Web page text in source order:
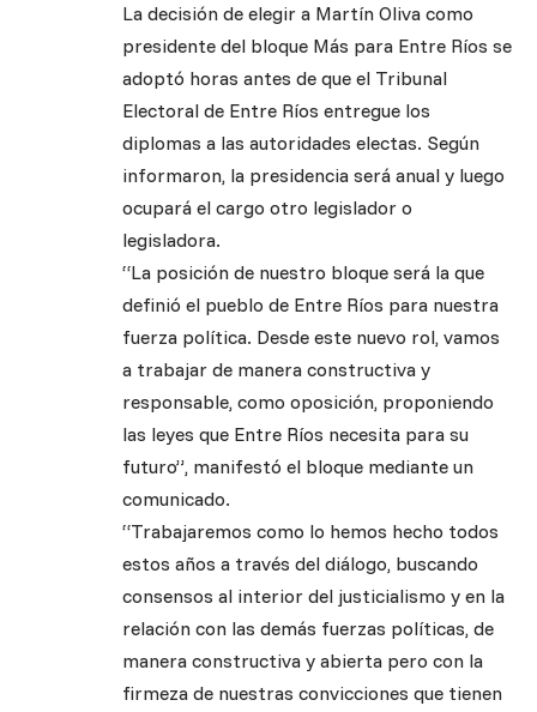
La decisión de elegir a Martín Oliva como
presidente del bloque Más para Entre Ríos se
adoptó horas antes de que el Tribunal
Electoral de Entre Ríos entregue los
diplomas a las autoridades electas. Según
informaron, la presidencia será anual y luego
ocupará el cargo otro legislador o
legisladora.
“La posición de nuestro bloque será la que
definió el pueblo de Entre Ríos para nuestra
fuerza política. Desde este nuevo rol, vamos
a trabajar de manera constructiva y
responsable, como oposición, proponiendo
las leyes que Entre Ríos necesita para su
futuro”, manifestó el bloque mediante un
comunicado.
“Trabajaremos como lo hemos hecho todos
estos años a través del diálogo, buscando
consensos al interior del justicialismo y en la
relación con las demás fuerzas políticas, de
manera constructiva y abierta pero con la
firmeza de nuestras convicciones que tienen